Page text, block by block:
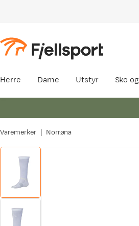
Herre Dame Utstyr Sko
Varemerker Norrøna